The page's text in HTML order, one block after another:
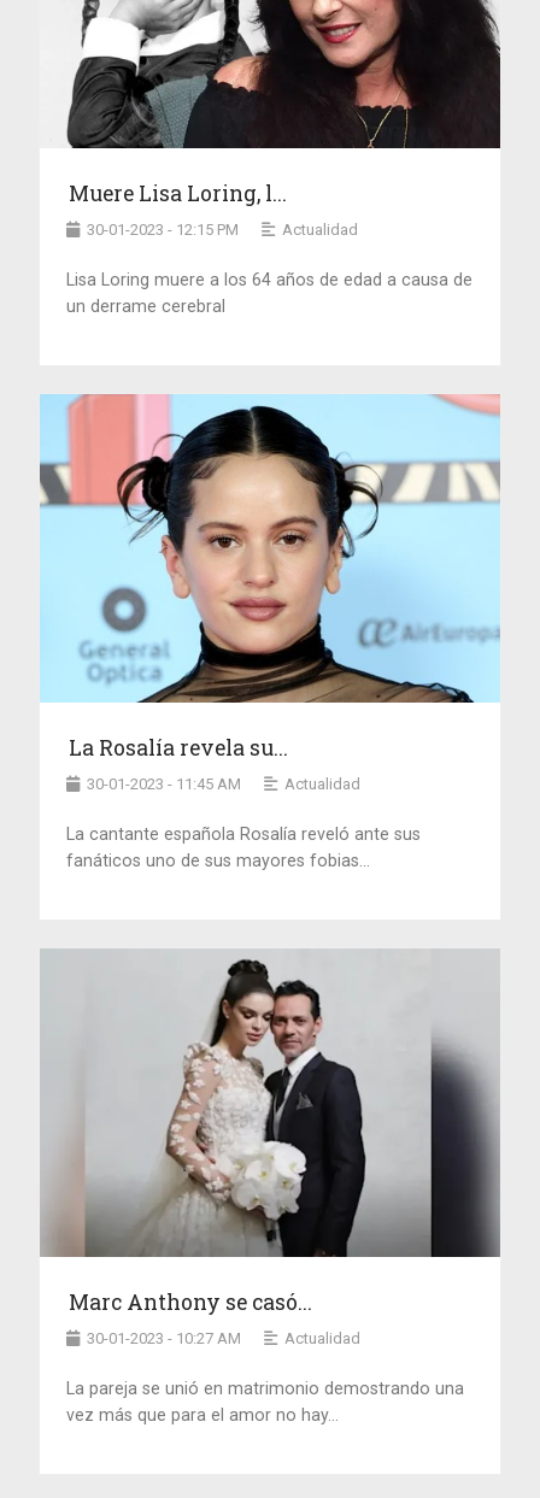
Muere Lisa Loring, l...
30-01-2023 - 12:15 PM Actualidad
Lisa Loring muere a los 64 años de edad a causa de
un derrame cerebral
La Rosalía revela su...
30-01-2023 - 11:45 AM Actualidad
La cantante española Rosalía reveló ante sus
fanáticos uno de sus mayores fobias...
Marc Anthony se casó...
30-01-2023 - 10:27 AM Actualidad
La pareja se unió en matrimonio demostrando una
vez más que para el amor no hay...